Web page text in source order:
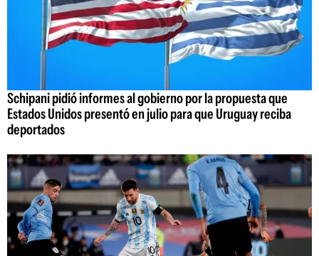
Schipani pidió informes al gobierno por la propuesta que
Estados Unidos presentó en julio para que Uruguay reciba
deportados